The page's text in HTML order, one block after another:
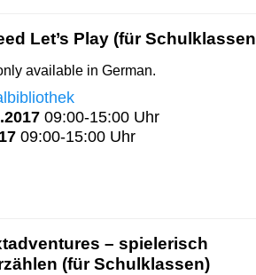
Let’s Play (für
available in German.
09:00-15:00 Uhr
09:00-15:00 Uhr
– spielerisch
(für Schulklassen)